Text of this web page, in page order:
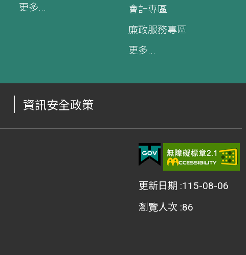
更多...
會計專區
廉政服務專區
更多...
資訊安全政策
更新日期 115-08-06
瀏覽人次 86